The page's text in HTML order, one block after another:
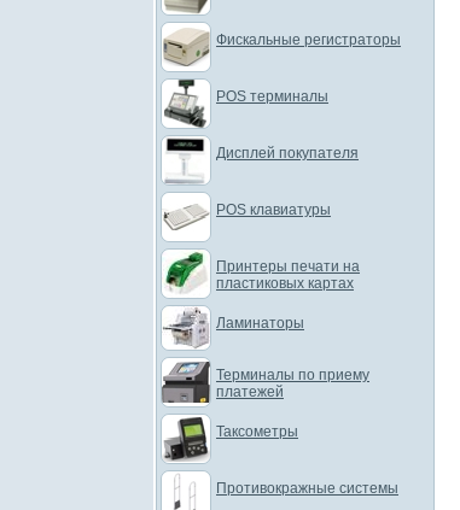
Фискальные регистраторы
POS терминалы
Дисплей покупателя
POS клавиатуры
Принтеры печати на
пластиковых картах
Ламинаторы
Терминалы по приему
платежей
Таксометры
Противокражные системы